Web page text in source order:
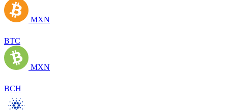
MXN
BTC
MXN
BCH